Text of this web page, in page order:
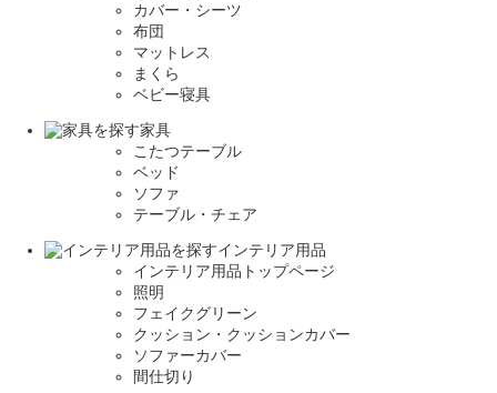
カバー・シーツ
布団
マットレス
まくら
ベビー寝具
家具
こたつテーブル
ベッド
ソファ
テーブル・チェア
インテリア用品
インテリア用品トップページ
照明
フェイクグリーン
クッション・クッションカバー
ソファーカバー
間仕切り